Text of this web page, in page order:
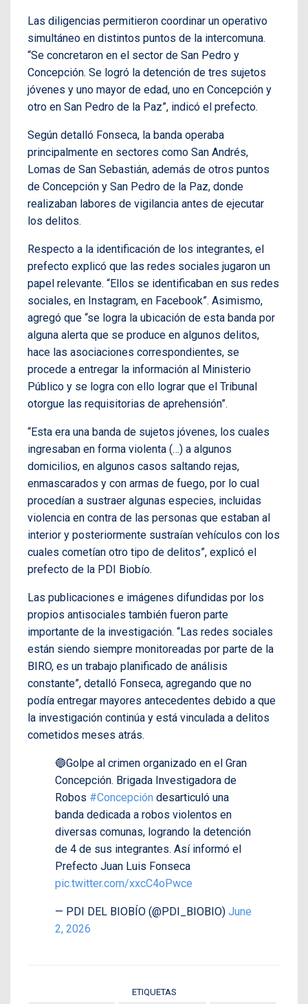
Las diligencias permitieron coordinar un operativo
simultáneo en distintos puntos de la intercomuna.
“Se concretaron en el sector de San Pedro y
Concepción. Se logró la detención de tres sujetos
jóvenes y uno mayor de edad, uno en Concepción y
otro en San Pedro de la Paz”, indicó el prefecto.
Según detalló Fonseca, la banda operaba
principalmente en sectores como San Andrés,
Lomas de San Sebastián, además de otros puntos
de Concepción y San Pedro de la Paz, donde
realizaban labores de vigilancia antes de ejecutar
los delitos.
Respecto a la identificación de los integrantes, el
prefecto explicó que las redes sociales jugaron un
papel relevante. “Ellos se identificaban en sus redes
sociales, en Instagram, en Facebook”. Asimismo,
agregó que “se logra la ubicación de esta banda por
alguna alerta que se produce en algunos delitos,
hace las asociaciones correspondientes, se
procede a entregar la información al Ministerio
Público y se logra con ello lograr que el Tribunal
otorgue las requisitorias de aprehensión”.
“Esta era una banda de sujetos jóvenes, los cuales
ingresaban en forma violenta (…) a algunos
domicilios, en algunos casos saltando rejas,
enmascarados y con armas de fuego, por lo cual
procedían a sustraer algunas especies, incluidas
violencia en contra de las personas que estaban al
interior y posteriormente sustraían vehículos con los
cuales cometían otro tipo de delitos”, explicó el
prefecto de la PDI Biobío.
Las publicaciones e imágenes difundidas por los
propios antisociales también fueron parte
importante de la investigación. “Las redes sociales
están siendo siempre monitoreadas por parte de la
BIRO, es un trabajo planificado de análisis
constante”, detalló Fonseca, agregando que no
podía entregar mayores antecedentes debido a que
la investigación continúa y está vinculada a delitos
cometidos meses atrás.
🔵Golpe al crimen organizado en el Gran
Concepción. Brigada Investigadora de
Robos #Concepción desarticuló una
banda dedicada a robos violentos en
diversas comunas, logrando la detención
de 4 de sus integrantes. Así informó el
Prefecto Juan Luis Fonseca
pic.twitter.com/xxcC4oPwce
— PDI DEL BIOBÍO (@PDI_BIOBIO) June
2, 2026
ETIQUETAS